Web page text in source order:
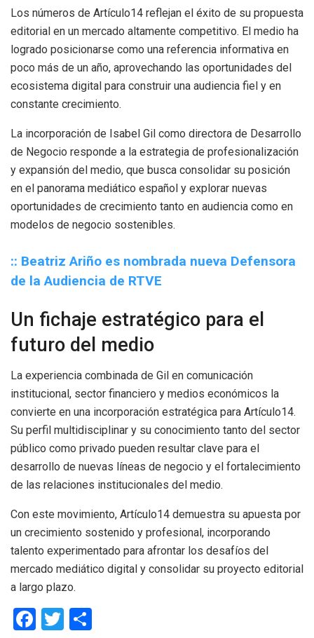
Los números de Artículo14 reflejan el éxito de su propuesta
editorial en un mercado altamente competitivo. El medio ha
logrado posicionarse como una referencia informativa en
poco más de un año, aprovechando las oportunidades del
ecosistema digital para construir una audiencia fiel y en
constante crecimiento.
La incorporación de Isabel Gil como directora de Desarrollo
de Negocio responde a la estrategia de profesionalización
y expansión del medio, que busca consolidar su posición
en el panorama mediático español y explorar nuevas
oportunidades de crecimiento tanto en audiencia como en
modelos de negocio sostenibles.
:: Beatriz Ariño es nombrada nueva Defensora
de la Audiencia de RTVE
Un fichaje estratégico para el
futuro del medio
La experiencia combinada de Gil en comunicación
institucional, sector financiero y medios económicos la
convierte en una incorporación estratégica para Artículo14.
Su perfil multidisciplinar y su conocimiento tanto del sector
público como privado pueden resultar clave para el
desarrollo de nuevas líneas de negocio y el fortalecimiento
de las relaciones institucionales del medio.
Con este movimiento, Artículo14 demuestra su apuesta por
un crecimiento sostenido y profesional, incorporando
talento experimentado para afrontar los desafíos del
mercado mediático digital y consolidar su proyecto editorial
a largo plazo.
F
T